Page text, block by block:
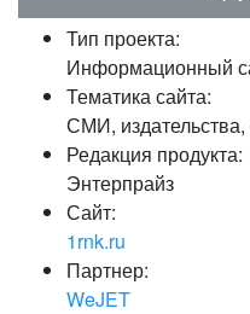
Тип проекта:
Информационный
Тематика сайта:
СМИ, издательства,
Редакция продукта:
Энтерпрайз
Сайт:
1rnk.ru
Партнер:
WeJET